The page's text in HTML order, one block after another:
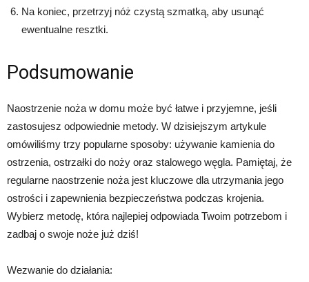
Na koniec, przetrzyj nóż czystą szmatką, aby usunąć
ewentualne resztki.
Podsumowanie
Naostrzenie noża w domu może być łatwe i przyjemne, jeśli
zastosujesz odpowiednie metody. W dzisiejszym artykule
omówiliśmy trzy popularne sposoby: używanie kamienia do
ostrzenia, ostrzałki do noży oraz stalowego węgla. Pamiętaj, że
regularne naostrzenie noża jest kluczowe dla utrzymania jego
ostrości i zapewnienia bezpieczeństwa podczas krojenia.
Wybierz metodę, która najlepiej odpowiada Twoim potrzebom i
zadbaj o swoje noże już dziś!
Wezwanie do działania: